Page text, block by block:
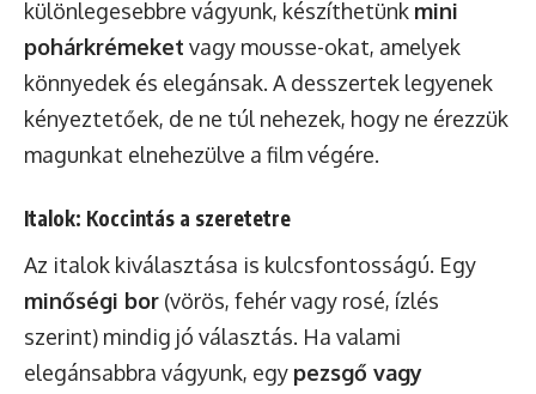
különlegesebbre vágyunk, készíthetünk mini
pohárkrémeket vagy mousse-okat, amelyek
könnyedek és elegánsak. A desszertek legyenek
kényeztetőek, de ne túl nehezek, hogy ne érezzük
magunkat elnehezülve a film végére.
Italok: Koccintás a szeretetre
Az italok kiválasztása is kulcsfontosságú. Egy
minőségi bor (vörös, fehér vagy rosé, ízlés
szerint) mindig jó választás. Ha valami
elegánsabbra vágyunk, egy pezsgő vagy